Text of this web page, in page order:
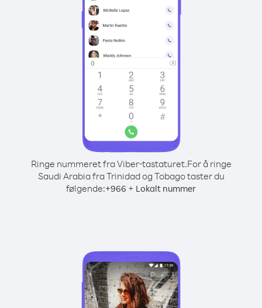
Ringe nummeret fra Viber-tastaturet.For å ringe
Saudi Arabia fra Trinidad og Tobago taster du
følgende:+966 + Lokalt nummer